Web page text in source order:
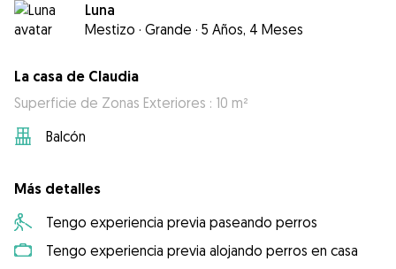
Luna
Mestizo · Grande · 5 Años, 4 Meses
La casa de Claudia
Superficie de Zonas Exteriores : 10 m²
Balcón
Más detalles
Tengo experiencia previa paseando perros
Tengo experiencia previa alojando perros en casa